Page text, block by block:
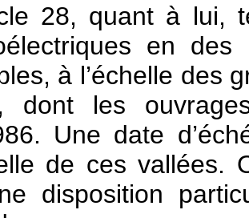
28, quant à lui,
en
à l’échelle des
dont les
Une date
de ces
disposition